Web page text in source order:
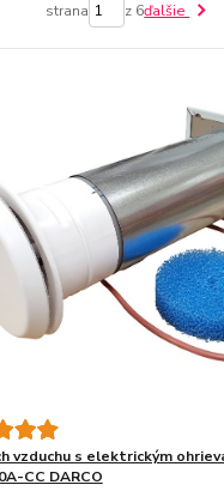
strana z 6ďalšie
vzduchu s elektrickým
CC DARCO